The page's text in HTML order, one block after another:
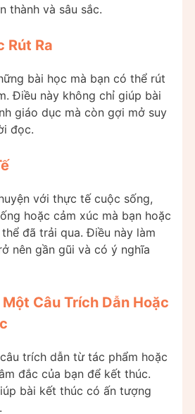
thành và sâu sắc.
Rút Ra
bài học mà bạn có thể rút
Điều này không chỉ giúp bài
giáo dục mà còn gợi mở suy
đọc.
với thực tế cuộc sống,
hoặc cảm xúc mà bạn hoặc
đã trải qua. Điều này làm
nên gần gũi và có ý nghĩa
Câu Trích Dẫn Hoặc
trích dẫn từ tác phẩm hoặc
đắc của bạn để kết thúc.
bài kết thúc có ấn tượng